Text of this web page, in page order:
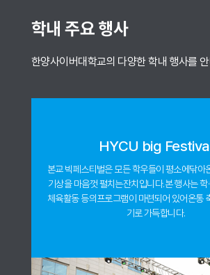
학내 주요 행사
한양사이버대학교의 다양한 학내 행사를
HYCU big
본교 빅페스티벌은 모든 학우들이 평소에닦아
기상을 마음껏 펼치는잔치입니다.본 행사는
체육활동 등의프로그램이 마련되어 있어온통
기로 가득합니다.